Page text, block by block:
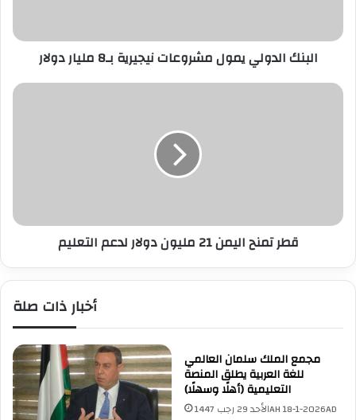
البنك الدولي يمول مشروعات نيجيرية بـ8 مليار دولار
قطر
قطر تمنح اليمن 21 مليون دولار لدعم التعليم
أخبار ذات صلة
مجمع الملك سلمان العالمي
للغة العربية يطلق المنصة
التعليمية (أهلًا وسهلًا)
الأحد 29 رجب 1447AH 18-1-2026AD